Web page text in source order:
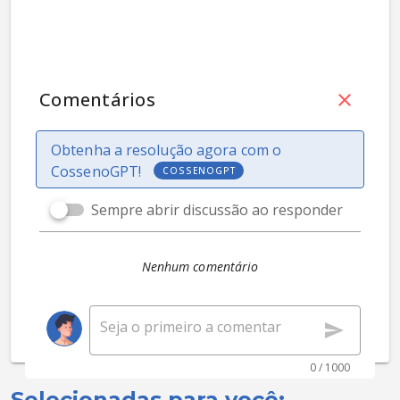
Comentários
Obtenha a resolução agora com o
CossenoGPT!
COSSENOGPT
Sempre abrir discussão ao responder
Nenhum comentário
0 / 1000